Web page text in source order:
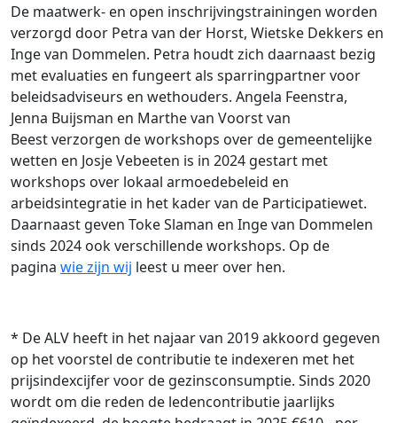
De maatwerk- en open inschrijvingstrainingen worden
verzorgd door Petra van der Horst, Wietske Dekkers en
Inge van Dommelen. Petra houdt zich daarnaast bezig
met evaluaties en fungeert als sparringpartner voor
beleidsadviseurs en wethouders. Angela Feenstra,
Jenna Buijsman en Marthe van Voorst van
Beest verzorgen de workshops over de gemeentelijke
wetten en Josje Vebeeten is in 2024 gestart met
workshops over lokaal armoedebeleid en
arbeidsintegratie in het kader van de Participatiewet.
Daarnaast geven Toke Slaman en Inge van Dommelen
sinds 2024 ook verschillende workshops. Op de
pagina wie zijn wij leest u meer over hen.
* De ALV heeft in het najaar van 2019 akkoord gegeven
op het voorstel de contributie te indexeren met het
prijsindexcijfer voor de gezinsconsumptie. Sinds 2020
wordt om die reden de ledencontributie jaarlijks